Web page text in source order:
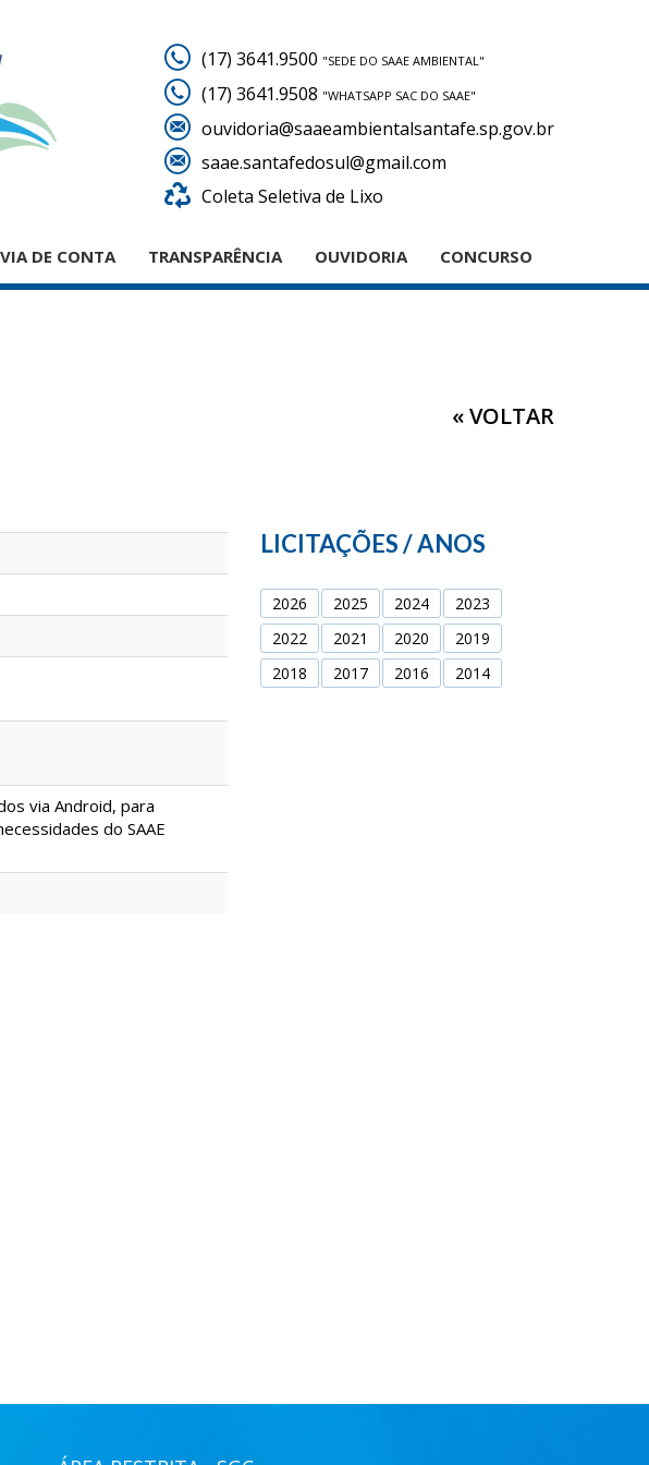
(17) 3641.9500 "SEDE DO SAAE AMBIENTAL"
(17) 3641.9508 "WHATSAPP SAC DO SAAE"
ouvidoria@saaeambientalsantafe.sp.gov.br
saae.santafedosul@gmail.com
Coleta Seletiva de Lixo
DE CONTA TRANSPARÊNCIA OUVIDORIA CONCURSO
« VOLTAR
via Android, para
do SAAE
LICITAÇÕES / ANOS
2026 2025 2024
2023
2022
2021 2020
2019
2018
2017 2016 2014